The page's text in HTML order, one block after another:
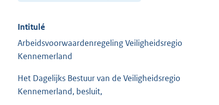
Intitulé
Arbeidsvoorwaardenregeling Veiligheidsregio
Kennemerland
Het Dagelijks Bestuur van de Veiligheidsregio
Kennemerland, besluit,